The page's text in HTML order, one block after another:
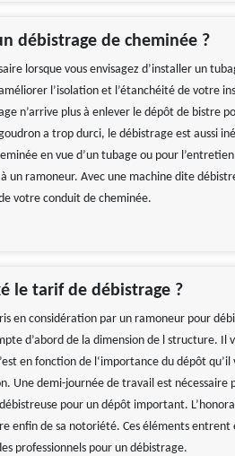
débistrage de cheminée ?
lorsque vous envisagez d’installer un
l’isolation et l’étanchéité de votre
n’arrive plus à enlever le dépôt de bistre
a trop durci, le débistrage est aussi
en vue d’un tubage ou pour
un ramoneur. Avec une machine dite
votre conduit de cheminée.
le tarif de débistrage ?
en considération par un ramoneur pour
d’abord de la dimension de l structure. Il
en fonction de l‘importance du dépôt qu’il
Une demi-journée de travail est nécessaire
pour un dépôt important.
enfin de sa notoriété. Ces éléments entrent
professionnels pour un débistrage.